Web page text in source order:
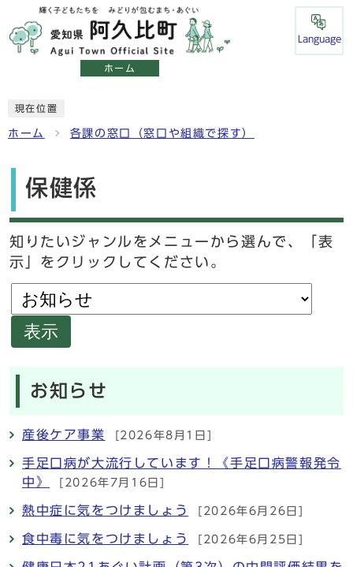
ホーム
Language
現在位置
ホーム 各課の窓口（窓口や組織で探す）
保健係
知りたいジャンルをメニューから選んで、「表
示」をクリックしてください。
表示
お知らせ
産後ケア事業 [2026年8月1日]
手足口病が大流行しています！《手足口病警報発令
中》
[2026年7月16日]
熱中症に気をつけましょう [2026年6月26日]
食中毒に気をつけましょう [2026年6月25日]